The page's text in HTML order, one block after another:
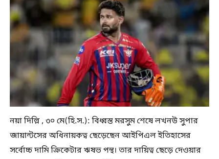
নয়া দিল্লি , ৩০ মে(হি.স.): বিধ্বস্ত মরসুম শেষে লখনউ সুপার
জায়ান্টসের অধিনায়কত্ব ছেড়েছেন আইপিএল ইতিহাসের
সর্বোচ্চ দামি ক্রিকেটার ঋষভ পন্থ। তার দায়িত্ব ছেড়ে দেওয়ার